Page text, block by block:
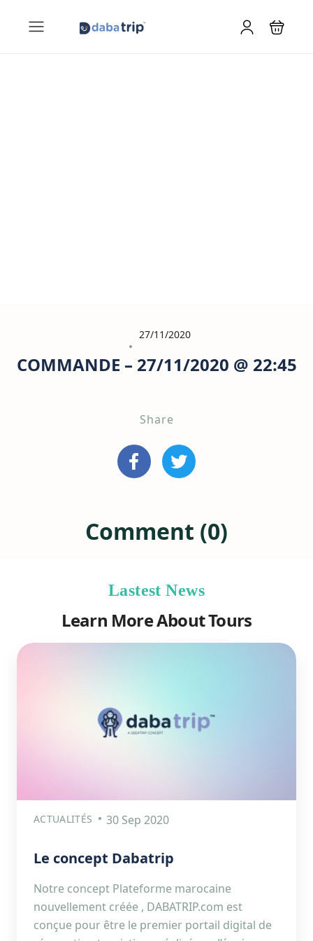
27/11/2020
COMMANDE – 27/11/2020 @ 22:45
Share
Comment (0)
Lastest News
Learn More About Tours
ACTUALITÉS 30 Sep 2020
Le concept Dabatrip
Notre concept Plateforme marocaine
nouvellement créée , DABATRIP.com est
conçue pour être le premier portail digital de